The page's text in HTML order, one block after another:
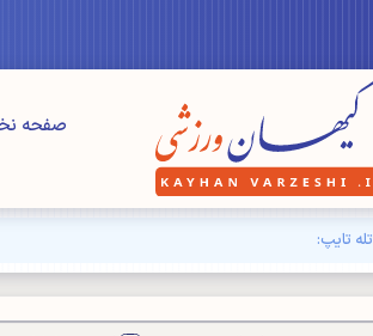
صفحه
تله تایپ: